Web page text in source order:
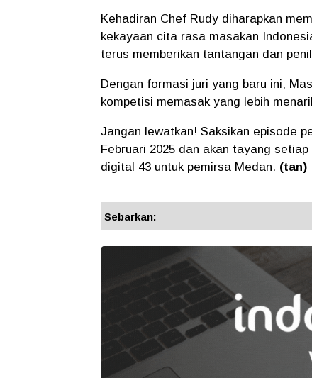
Kehadiran Chef Rudy diharapkan
kekayaan cita rasa masakan
terus memberikan tantangan dan
Dengan formasi juri yang baru ini,
kompetisi memasak yang lebih
Jangan lewatkan! Saksikan episode
Februari 2025 dan akan tayang
digital 43 untuk pemirsa Medan. (tan)
Sebarkan: